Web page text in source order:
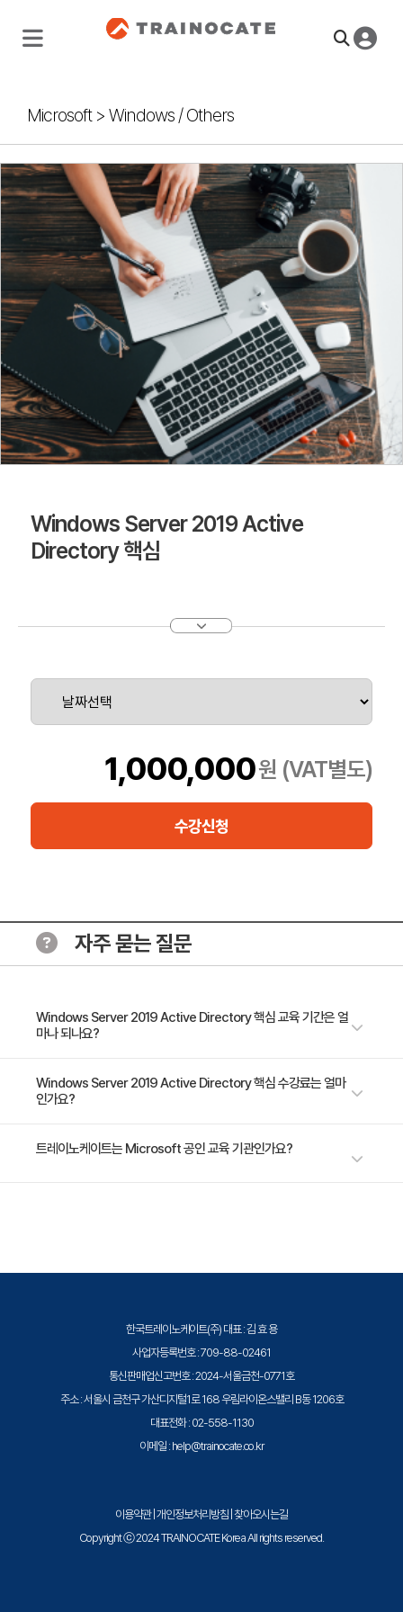
Microsoft> Windows / Others
Windows Server 2019 Active
Directory 핵심
1,000,000원 (VAT별도)
수강신청
자주 묻는 질문
Windows Server 2019 Active Directory 핵심 교육 기간은 얼
마나 되나요?
5일 과정입니다. 상세 일정은 교육 페이지에서 확인하실 수 있습니다.
Windows Server 2019 Active Directory 핵심 수강료는 얼마
인가요?
수강료는 1,000,000원(VAT 별도)입니다. 고용보험 환급 및 기업 할인 혜택
트레이노케이트는 Microsoft 공인 교육 기관인가요?
한국트레이노케이트(주) 대표 : 김 효 용
사업자등록번호 : 709-88-02461
통신판매업신고번호 : 2024-서울금천-0771호
주소 : 서울시 금천구 가산디지털1로 168 우림라이온스밸리 B동 1206호
대표전화 : 02-558-1130
이메일 : help@trainocate.co.kr
이용약관| 개인정보처리방침 찾아오시는길
Copyright ⓒ 2024 TRAINOCATE Korea All rights reserved.